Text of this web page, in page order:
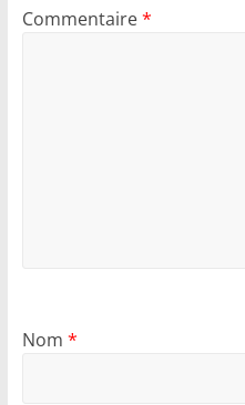
Commentaire*
Nom *